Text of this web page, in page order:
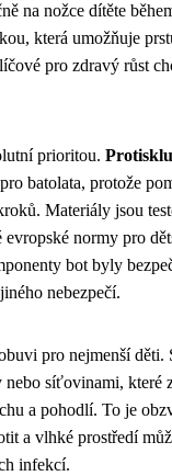
na nožce dítěte
která umožňuje
pro zdravý růst
prioritou.
batolata, protože
Materiály jsou
normy pro
bot byly
nebezpečí.
pro nejmenší děti.
nebo síťovinami,
a pohodlí. To je
a vlhké prostředí
infekcí.